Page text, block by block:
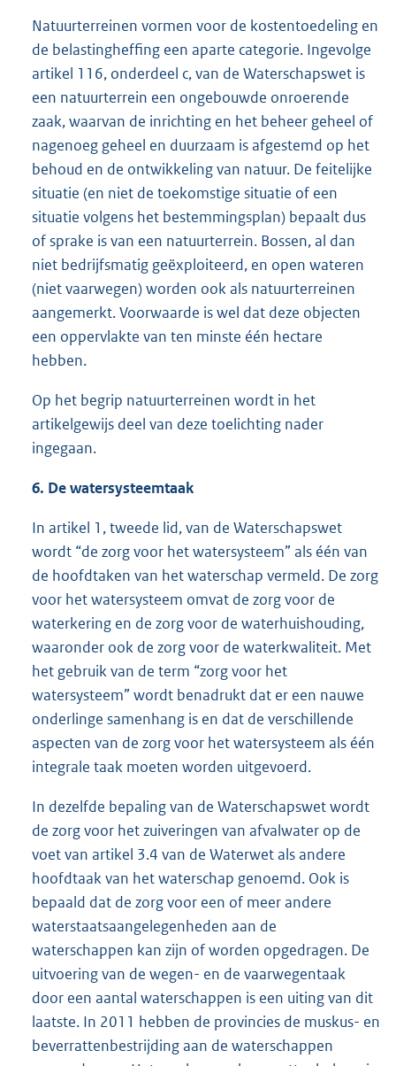
Natuurterreinen vormen voor de kostentoedeling en
de belastingheffing een aparte categorie. Ingevolge
artikel 116, onderdeel c, van de Waterschapswet is
een natuurterrein een ongebouwde onroerende
zaak, waarvan de inrichting en het beheer geheel of
nagenoeg geheel en duurzaam is afgestemd op het
behoud en de ontwikkeling van natuur. De feitelijke
situatie (en niet de toekomstige situatie of een
situatie volgens het bestemmingsplan) bepaalt dus
of sprake is van een natuurterrein. Bossen, al dan
niet bedrijfsmatig geëxploiteerd, en open wateren
(niet vaarwegen) worden ook als natuurterreinen
aangemerkt. Voorwaarde is wel dat deze objecten
een oppervlakte van ten minste één hectare
hebben.
Op het begrip natuurterreinen wordt in het
artikelgewijs deel van deze toelichting nader
ingegaan.
6. De watersysteemtaak
In artikel 1, tweede lid, van de Waterschapswet
wordt “de zorg voor het watersysteem” als één van
de hoofdtaken van het waterschap vermeld. De zorg
voor het watersysteem omvat de zorg voor de
waterkering en de zorg voor de waterhuishouding,
waaronder ook de zorg voor de waterkwaliteit. Met
het gebruik van de term “zorg voor het
watersysteem” wordt benadrukt dat er een nauwe
onderlinge samenhang is en dat de verschillende
aspecten van de zorg voor het watersysteem als één
integrale taak moeten worden uitgevoerd.
In dezelfde bepaling van de Waterschapswet wordt
de zorg voor het zuiveringen van afvalwater op de
voet van artikel 3.4 van de Waterwet als andere
hoofdtaak van het waterschap genoemd. Ook is
bepaald dat de zorg voor een of meer andere
waterstaatsaangelegenheden aan de
waterschappen kan zijn of worden opgedragen. De
uitvoering van de wegen- en de vaarwegentaak
door een aantal waterschappen is een uiting van dit
laatste. In 2011 hebben de provincies de muskus- en
beverrattenbestrijding aan de waterschappen